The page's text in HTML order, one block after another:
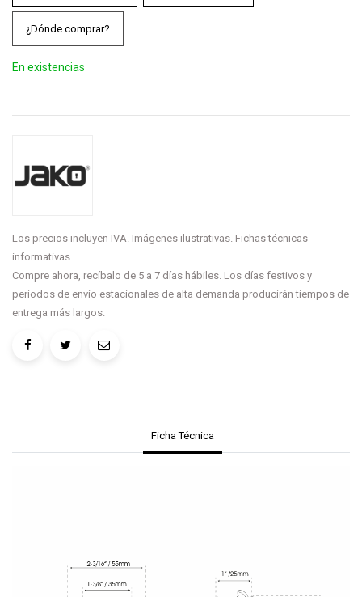
¿Dónde comprar?
En existencias
Los precios incluyen IVA. Imágenes ilustrativas. Fichas técnicas
informativas.
Compre ahora, recíbalo de 5 a 7 días hábiles. Los días festivos y
periodos de envío estacionales de alta demanda producirán tiempos de
entrega más largos.
Ficha Técnica